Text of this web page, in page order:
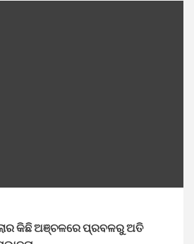
କିଛି ଅଞ୍ଚଳରେ ପ୍ରବଳରୁ ଅତି